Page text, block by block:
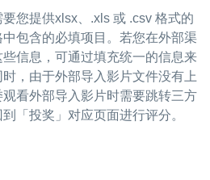
您提供xlsx、.xls 或 .csv 格式的
包含的必填项目。若您在外部渠
信息，可通过填充统一的信息来
，由于外部导入影片文件没有上
看外部导入影片时需要跳转三方
「投奖」对应页面进行评分。